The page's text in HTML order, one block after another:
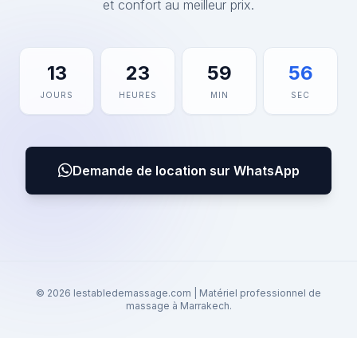
et confort au meilleur prix.
13
JOURS
23
HEURES
59
MIN
56
SEC
Demande de location sur WhatsApp
© 2026 lestabledemassage.com | Matériel professionnel de
massage à Marrakech.